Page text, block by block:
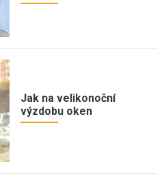
Jak na velikonoční
výzdobu oken